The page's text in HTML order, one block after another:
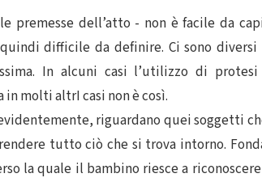
premesse dell’atto - non è facile da
difficile da definire. Ci sono
In alcuni casi l’utilizzo di
molti altrI casi non è così.
riguardano quei soggetti
tutto ciò che si trova intorno.
la quale il bambino riesce a